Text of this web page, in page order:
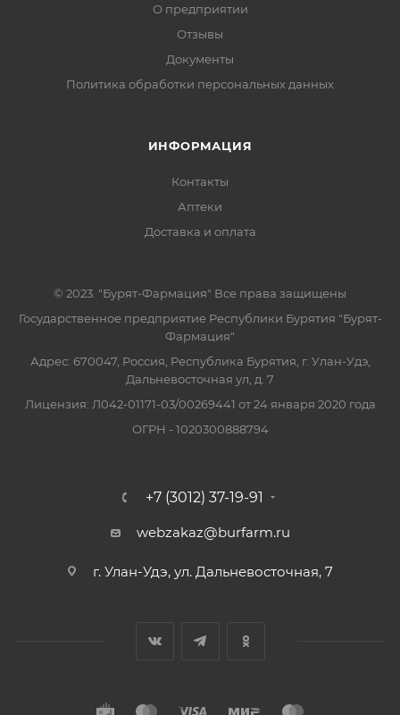
О предприятии
Отзывы
Документы
Политика обработки персональных данных
ИНФОРМАЦИЯ
Контакты
Аптеки
Доставка и оплата
© 2023. "Бурят-Фармация" Все права защищены
Государственное предприятие Республики Бурятия "Бурят-
Фармация"
Адрес: 670047, Россия, Республика Бурятия, г. Улан-Удэ,
Дальневосточная ул, д. 7
Лицензия: Л042-01171-03/00269441 от 24 января 2020 года
ОГРН - 1020300888794
+7 (3012) 37-19-91
webzakaz@burfarm.ru
г. Улан-Удэ, ул. Дальневосточная, 7